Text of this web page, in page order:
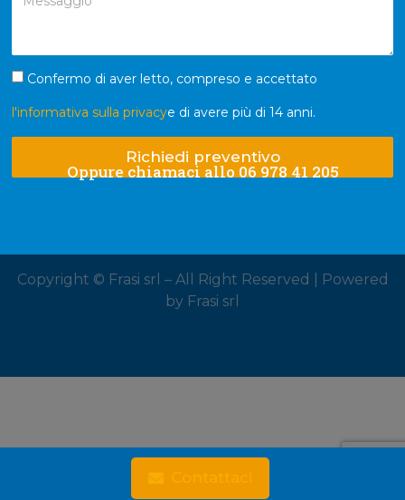
Confermo di aver letto, compreso e accettato
l'informativa sulla privacye di avere più di 14 anni.
Richiedi preventivo
Oppure chiamaci allo 06 978 41 205
Copyright © Frasi srl – All Right Reserved | Powered
by Frasi srl